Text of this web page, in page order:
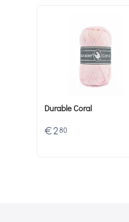
Durable Coral
€ 2 80